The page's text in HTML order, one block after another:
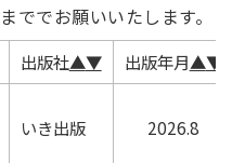
でお願いいたします。
出版社▲▼ 出版年月▲▼
いき出版 2026.8